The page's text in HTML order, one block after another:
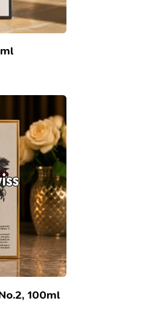
100ml